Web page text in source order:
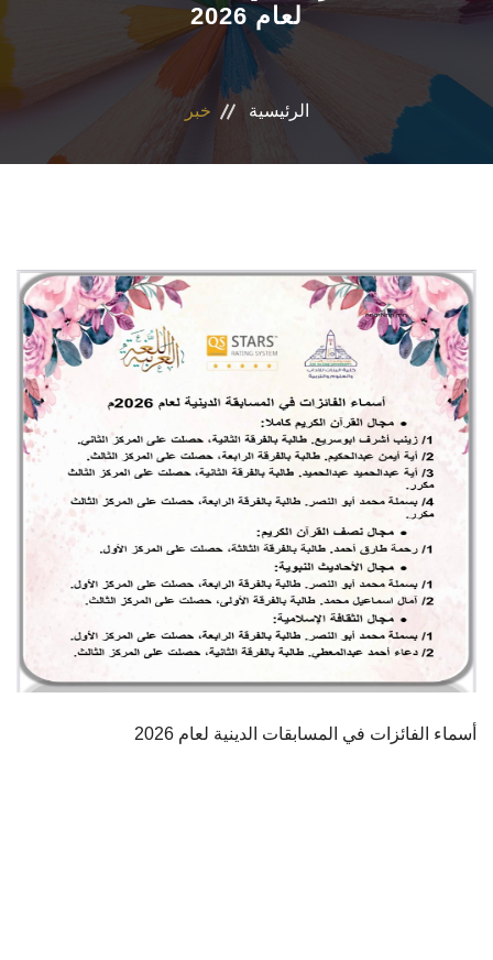
المراكز والوحدات
إقتصاد منزلي
لعام 2026
الرئيسية خبر
أسماء الفائزات في المسابقات الدينية لعام 2026